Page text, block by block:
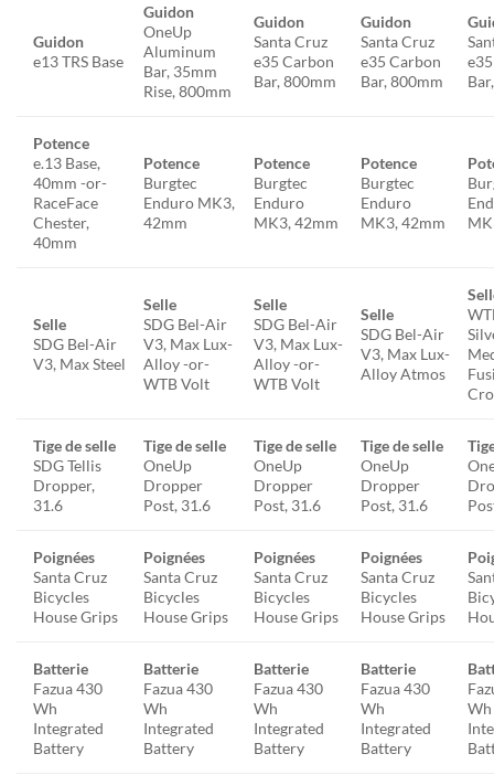
Guidon
e13 TRS Base
Guidon
OneUp
Aluminum
Bar, 35mm
Rise, 800mm
Guidon
Santa Cruz
e35 Carbon
Bar, 800mm
Guidon
Santa Cruz
e35 Carbon
Bar, 800mm
Potence
e.13 Base,
40mm -or-
RaceFace
Chester,
40mm
Potence
Burgtec
Enduro MK3,
42mm
Potence
Burgtec
Enduro
MK3, 42mm
Potence
Burgtec
Enduro
MK3, 42mm
Selle
SDG Bel-Air
V3, Max Steel
Selle
SDG Bel-Air
V3, Max Lux-
Alloy -or-
WTB Volt
Selle
SDG Bel-Air
V3, Max Lux-
Alloy -or-
WTB Volt
Selle
SDG Bel-Air
V3, Max Lux-
Alloy Atmos
Tige de selle
SDG Tellis
Dropper,
31.6
Tige de selle
OneUp
Dropper
Post, 31.6
Tige de selle
OneUp
Dropper
Post, 31.6
Tige de selle
OneUp
Dropper
Post, 31.6
Poignées
Santa Cruz
Bicycles
House Grips
Poignées
Santa Cruz
Bicycles
House Grips
Poignées
Santa Cruz
Bicycles
House Grips
Poignées
Santa Cruz
Bicycles
House Grips
Batterie
Fazua 430
Wh
Integrated
Battery
Batterie
Fazua 430
Wh
Integrated
Battery
Batterie
Fazua 430
Wh
Integrated
Battery
Batterie
Fazua 430
Wh
Integrated
Battery
Wh